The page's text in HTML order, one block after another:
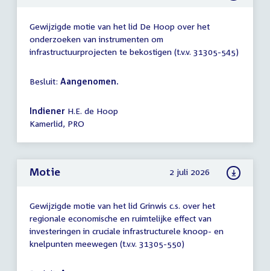
Gewijzigde motie van het lid De Hoop over het
onderzoeken van instrumenten om
infrastructuurprojecten te bekostigen (t.v.v. 31305-545)
Besluit: Aangenomen.
Indiener H.E. de Hoop
Kamerlid, PRO
Motie 2 juli 2026
Gewijzigde motie van het lid Grinwis c.s. over het
regionale economische en ruimtelijke effect van
investeringen in cruciale infrastructurele knoop- en
knelpunten meewegen (t.v.v. 31305-550)